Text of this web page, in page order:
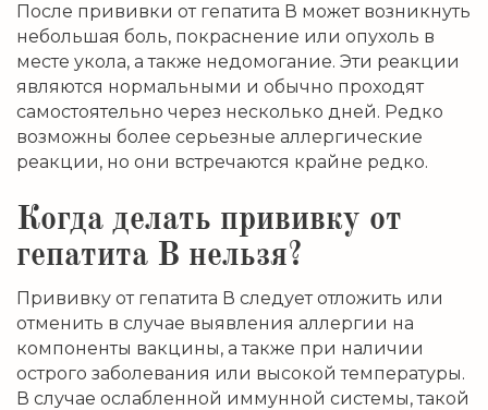
После прививки от гепатита В может возникнуть
небольшая боль, покраснение или опухоль в
месте укола, а также недомогание. Эти реакции
являются нормальными и обычно проходят
самостоятельно через несколько дней. Редко
возможны более серьезные аллергические
реакции, но они встречаются крайне редко.
Когда делать прививку от
гепатита В нельзя?
Прививку от гепатита В следует отложить или
отменить в случае выявления аллергии на
компоненты вакцины, а также при наличии
острого заболевания или высокой температуры.
В случае ослабленной иммунной системы, такой